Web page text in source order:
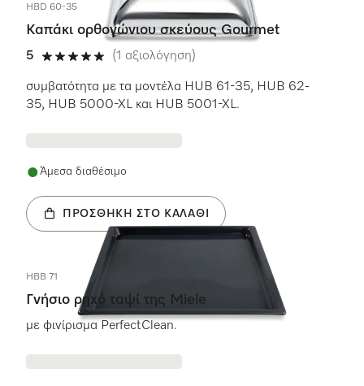
HBD 60-35
Καπάκι ορθογώνιου σκεύους Gourmet
5
5 αστέρια από 5
(1 αξιολόγηση)
συμβατότητα με τα μοντέλα HUB 61-35, HUB 62-
35, HUB 5000-XL και HUB 5001-XL.
Άμεσα διαθέσιμο
ΠΡΟΣΘΉΚΗ ΣΤΟ ΚΑΛΆΘΙ
HBB 71
Γνήσιο ρηχό ταψί της Miele
με φινίρισμα PerfectClean.